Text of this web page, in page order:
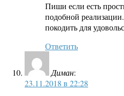
Пиши если есть
подобной
покодить для
Ответить
Диман:
23.11.2018 в 22:28